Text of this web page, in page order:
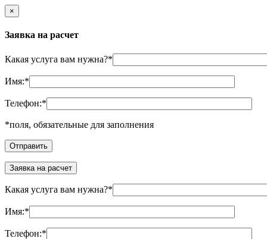
×
Заявка на расчет
Какая услуга вам нужна?*
Имя:*
Телефон:*
*поля, обязательные для заполнения
Заявка на расчет
Какая услуга вам нужна?*
Имя:*
Телефон:*